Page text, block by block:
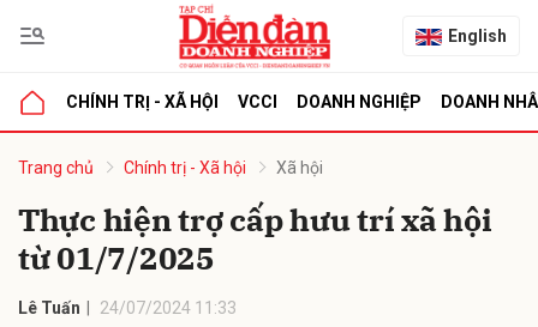
English
CHÍNH TRỊ - XÃ HỘI VCCI DOANH NGHIỆP DOANH
Trang chủ Chính trị - Xã hội Xã hội
Thực hiện trợ cấp hưu trí xã hội
từ 01/7/2025
Lê Tuấn 24/07/2024 11:33
luận